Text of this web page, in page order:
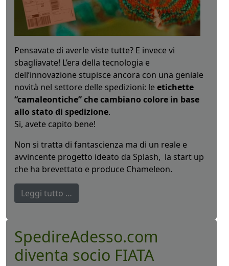
Pensavate di averle viste tutte? E invece vi
sbagliavate! L’era della tecnologia e
dell’innovazione stupisce ancora con una geniale
novità nel settore delle spedizioni: leetichette
“camaleontiche” che cambiano colore in base
allo stato di spedizione.
Si, avete capito bene!
Non si tratta di fantascienza ma di un reale e
avvincente progetto ideato da Splash, la start up
che ha brevettato e produce Chameleon.
Leggi tutto …
SpedireAdesso.com
diventa socio FIATA